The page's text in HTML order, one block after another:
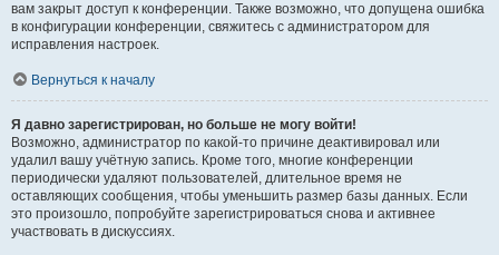
вам закрыт доступ к конференции. Также возможно, что допущена ошибка
в конфигурации конференции, свяжитесь с администратором для
исправления настроек.
Вернуться к началу
Я давно зарегистрирован, но больше не могу войти!
Возможно, администратор по какой-то причине деактивировал или
удалил вашу учётную запись. Кроме того, многие конференции
периодически удаляют пользователей, длительное время не
оставляющих сообщения, чтобы уменьшить размер базы данных. Если
это произошло, попробуйте зарегистрироваться снова и активнее
участвовать в дискуссиях.